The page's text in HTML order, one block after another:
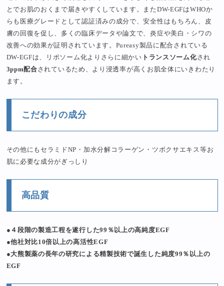
とでお肌のおくまで届きやすくしています。またDW-EGFはWHOか
らも医療グレードとして認証済みの成分で、安全性はもちろん、皮
膚の回復を促し、多くの臨床データや論文で、炎症や美白・シワの
改善への効果が証明されています。Pureasy製品に配合されている
DW-EGFは、リポソーム化よりさらに細かい トランスソーム化され
3ppm配合されているため、より浸透率が高くお肌全体にいきわたり
ます。
こだわりの成分
その他にもセラミドNP・加水分解コラーゲン・ツボクサエキス等お
肌に必要な成分がぎっしり
高品質
●４段階の製造工程を遂行した99％以上の高純度EGF
●他社対比10倍以上の高活性EGF
●大熊製薬の長年の研究による精製技術で誕生した純度99％以上の
EGF